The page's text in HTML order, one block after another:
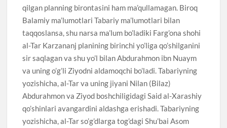
qilgan planning birontasini ham ma’qullamagan. Biroq
Balamiy ma’lumotlari Tabariy ma’lumotlari bilan
taqqoslansa, shu narsa ma’lum bo’ladiki Farg’ona shohi
al-Tar Karzananj planining birinchi yo’liga qo’shilganini
sir saqlagan va shu yo’l bilan Abdurahmon ibn Nuaym
va uning o’g’li Ziyodni aldamoqchi bo’ladi. Tabariyning
yozishicha, al-Tar va uning jiyani Nilan (Bilaz)
Abdurahmon va Ziyod boshchiligidagi Said al-Xarashiy
qo’shinlari avangardini aldashga erishadi. Tabariyning
yozishicha, al-Tar so’g’dlarga tog’dagi Shu’bai Asom